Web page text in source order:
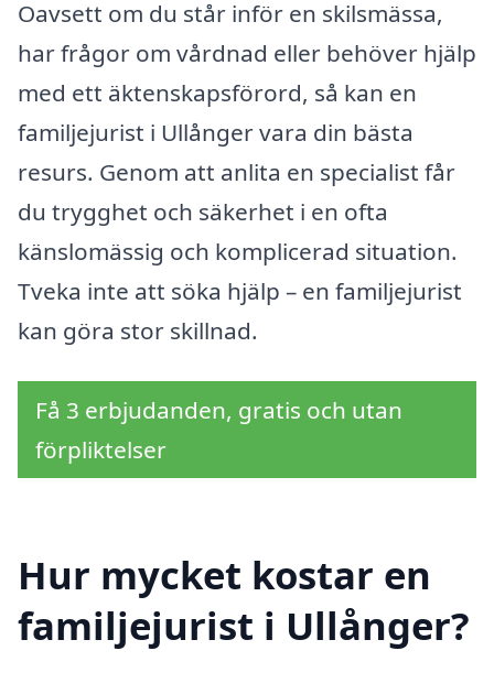
Oavsett om du står inför en skilsmässa,
har frågor om vårdnad eller behöver hjälp
med ett äktenskapsförord, så kan en
familjejurist i Ullånger vara din bästa
resurs. Genom att anlita en specialist får
du trygghet och säkerhet i en ofta
känslomässig och komplicerad situation.
Tveka inte att söka hjälp – en familjejurist
kan göra stor skillnad.
Få 3 erbjudanden, gratis och utan
förpliktelser
Hur mycket kostar en
familjejurist i Ullånger?